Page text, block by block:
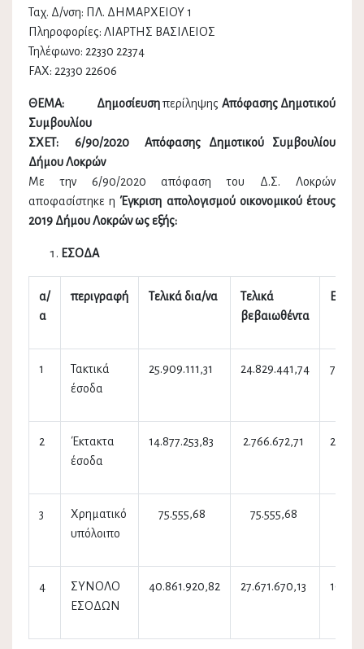
Ταχ. Δ/νση: ΠΛ. ΔΗΜΑΡΧΕΙΟΥ 1
Πληροφορίες: ΛΙΑΡΤΗΣ ΒΑΣΙΛΕΙΟΣ
Τηλέφωνο: 22330 22374
FAX: 22330 22606
ΘΕΜΑ: Δημοσίευσηπερίληψης Απόφασης Δημοτικού
Συμβουλίου
ΣΧΕΤ: 6/90/2020 Απόφασης Δημοτικού Συμβουλίου
Δήμου Λοκρών
Με την 6/90/2020 απόφαση του Δ.Σ. Λοκρών
αποφασίστηκε ηΈγκριση απολογισμού οικονομικού έτους
2019 Δήμου Λοκρών ως εξής:
ΕΣΟΔΑ
α/
α
περιγραφή Τελικά δια/να
Τελικά
βεβαιωθέντα
1
Τακτικά
έσοδα
25.909.111,31 24.829.441,74
2
Έκτακτα
έσοδα
14.877.253,83 2.766.672,71
3
Χρηματικό
υπόλοιπο
75.555,68 75.555,68
4
ΣΥΝΟΛΟ
ΕΣΟΔΩΝ
40.861.920,82 27.671.670,13